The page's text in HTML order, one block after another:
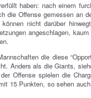
haben: nach einem
die Offense gemessen an
nicht darüber
angeschlagen,
die diese
Anders als die Giants,
Offense spielen die
15 Punkten, so sehen